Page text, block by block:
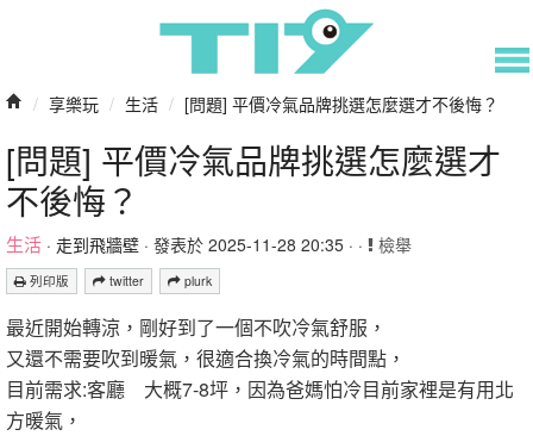
/ 享樂玩 / 生活 / [問題] 平價冷氣品牌挑選怎麼選才不後悔？
[問題] 平價冷氣品牌挑選怎麼選才
不後悔？
生活 · 走到飛牆壁 · 發表於 2025-11-28 20:35 · · 檢舉
列印版 twitter plurk
最近開始轉涼，剛好到了一個不吹冷氣舒服，
又還不需要吹到暖氣，很適合換冷氣的時間點，
目前需求:客廳 大概7-8坪，因為爸媽怕冷目前家裡是有用北
方暖氣，